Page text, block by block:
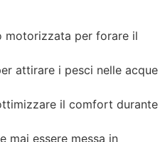
motorizzata per forare il
attirare i pesci nelle acque
il comfort durante
mai essere messa in